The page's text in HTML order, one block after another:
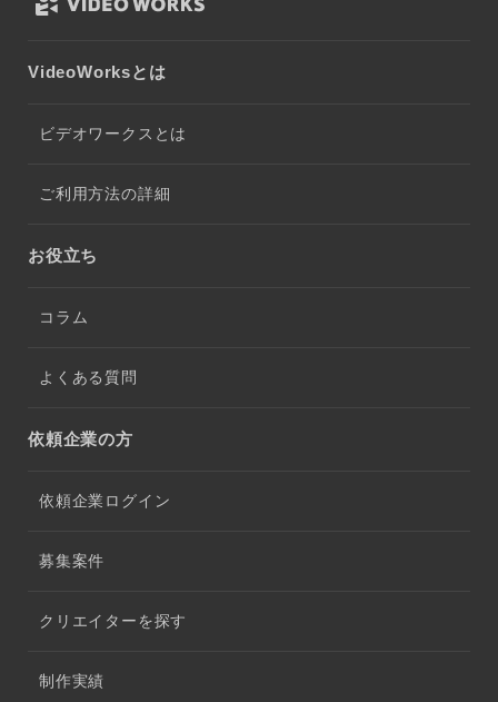
VideoWorksとは
ビデオワークスとは
ご利用方法の詳細
お役立ち
コラム
よくある質問
依頼企業の方
依頼企業ログイン
募集案件
クリエイターを探す
制作実績